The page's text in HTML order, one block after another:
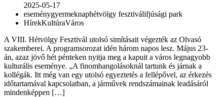
2025-05-17
eseménygyermeknaphétvölgy fesztiválifjúsági park
HírekKultúraVáros
A VIII. Hétvölgy Fesztivál utolsó simításait végezték az Olvasó
szakemberei. A programsorozat idén három napos lesz. Május 23-
án, azaz jövő hét pénteken nyitja meg a kapuit a város legnagyobb
kulturális eseménye. „A finomhangolásoknál tartunk és járnak a
kollégák. Itt még van egy utolsó egyeztetés a fellépővel, az érkezés
időtartamával kapcsolatban, a járművek rendszámainak leadásáról
mindenképpen […]